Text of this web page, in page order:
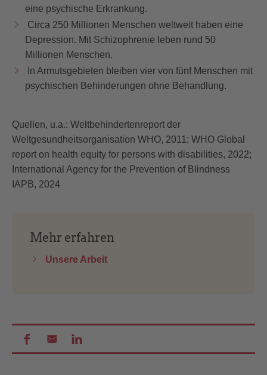
eine psychische Erkrankung.
Circa 250 Millionen Menschen weltweit haben eine
Depression. Mit Schizophrenie leben rund 50
Millionen Menschen.
In Armutsgebieten bleiben vier von fünf Menschen mit
psychischen Behinderungen ohne Behandlung.
Quellen, u.a.: Weltbehindertenreport der
Weltgesundheitsorganisation WHO, 2011; WHO Global
report on health equity for persons with disabilities, 2022;
International Agency for the Prevention of Blindness
IAPB, 2024
Mehr erfahren
Unsere Arbeit